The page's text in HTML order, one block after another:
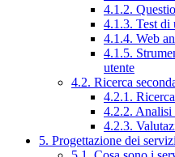
4.1.2.
4.1.3. Test di
4.1.4. Web
4.1.5.
utente
4.2. Ricerca
4.2.1.
4.2.2. Analisi
4.2.3.
5. Progettazione dei servizi